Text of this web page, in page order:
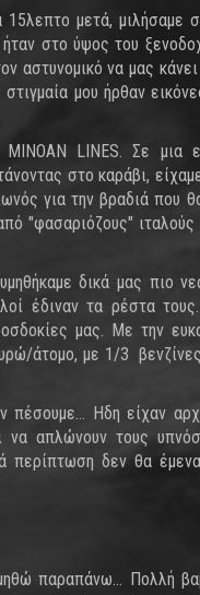
μετά,
στο ύψος του
αστυνομικό να μας
μου ήρθαν
LINES. Σε μια
στο καράβι,
για την βραδιά που
"φασαριόζους"
δικά μας πιο
έδιναν τα ρέστα
μας. Με την
άτομο, με 1/3
Ηδη είχαν
να απλώνουν τους
περίπτωση δεν θα
παραπάνω... Πολλή